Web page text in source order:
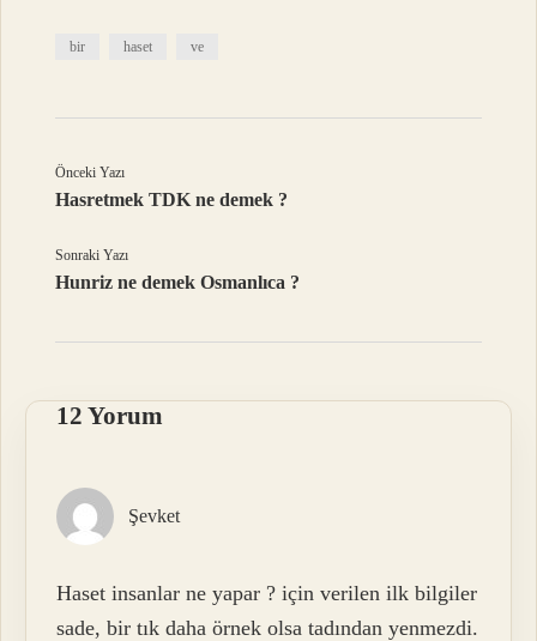
bir haset ve
Önceki Yazı
Hasretmek TDK ne demek ?
Sonraki Yazı
Hunriz ne demek Osmanlıca ?
12 Yorum
Şevket
Haset insanlar ne yapar ? için verilen ilk bilgiler
sade, bir tık daha örnek olsa tadından yenmezdi.